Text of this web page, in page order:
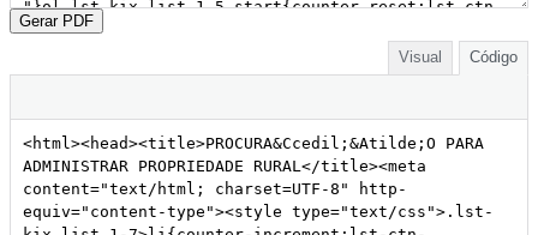
Gerar PDF
Visual
Código